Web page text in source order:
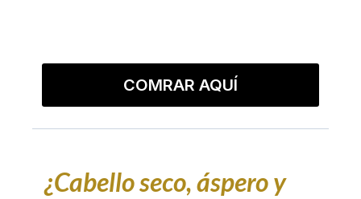
COMRAR AQUÍ
¿Cabello seco, áspero y